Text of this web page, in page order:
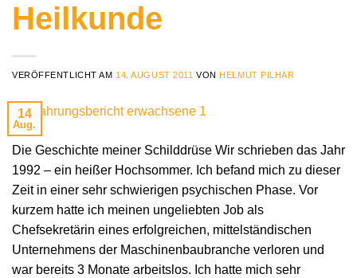
Heilkunde
VERÖFFENTLICHT AM14. AUGUST 2011 VON HELMUT PILHAR
14
Aug.
Die Geschichte meiner Schilddrüse Wir schrieben das Jahr
1992 – ein heißer Hochsommer. Ich befand mich zu dieser
Zeit in einer sehr schwierigen psychischen Phase. Vor
kurzem hatte ich meinen ungeliebten Job als
Chefsekretärin eines erfolgreichen, mittelständischen
Unternehmens der Maschinenbaubranche verloren und
war bereits 3 Monate arbeitslos. Ich hatte mich sehr